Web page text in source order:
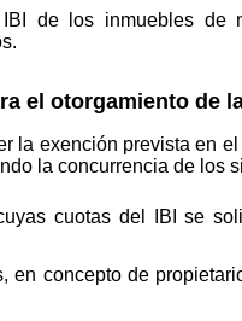
de los inmuebles de
el otorgamiento de
la exención prevista en
la concurrencia de los
cuotas del IBI se
concepto de